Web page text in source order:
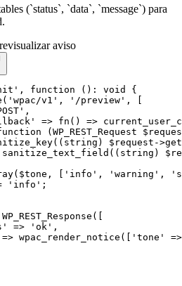
(`status`, `data`, `message`) para
aviso
function (): void {
v1', '/preview', [
=> fn() =>
(WP_REST_Request
$request-
['info', 'warning',
'info';
=> 'ok',
wpac_render_notice(['tone'